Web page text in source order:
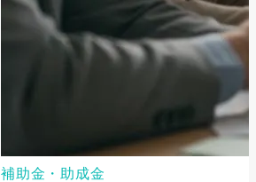
補助金・助成金